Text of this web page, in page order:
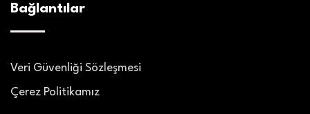
Bağlantılar
Veri Güvenliği Sözleşmesi
Çerez Politikamız